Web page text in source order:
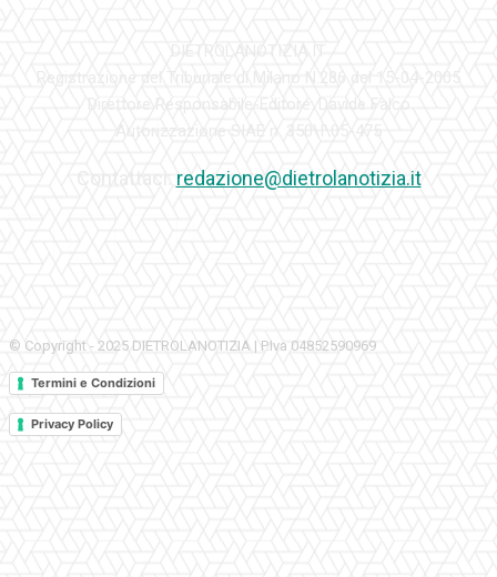
redazione@dietrolanotizia.it
© Copyright - 2025 DIETROLANOTIZIA | P.Iva 04852590969
Termini e Condizioni
Privacy Policy